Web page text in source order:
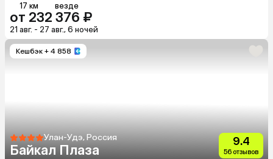
17 км везде
от 232 376 ₽
21 авг. - 27 авг., 6 ночей
Кешбэк + 4 858
Улан-Удэ, Россия
Байкал Плаза
9.4
56 отзывов